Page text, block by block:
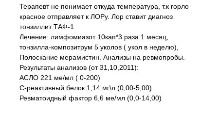
Терапевт не понимает откуда температура, т.к горло
красное отправляет к ЛОРу. Лор ставит диагноз
тонзиллит ТАФ-1
Лечение: лимфомиазот 10кап*3 раза 1 месяц,
тонзилла-композитрум 5 уколов ( укол в неделю),
Полоскание мерамистин. Анализы на ревмопробы.
Результаты анализов (от 31,10,2011):
АСЛО 221 ме/мл ( 0-200)
С-реактивный белок 1,14 мг\л (0,00-5,00)
Ревматоидный фактор 6,6 ме/мл (0,0-14,00)